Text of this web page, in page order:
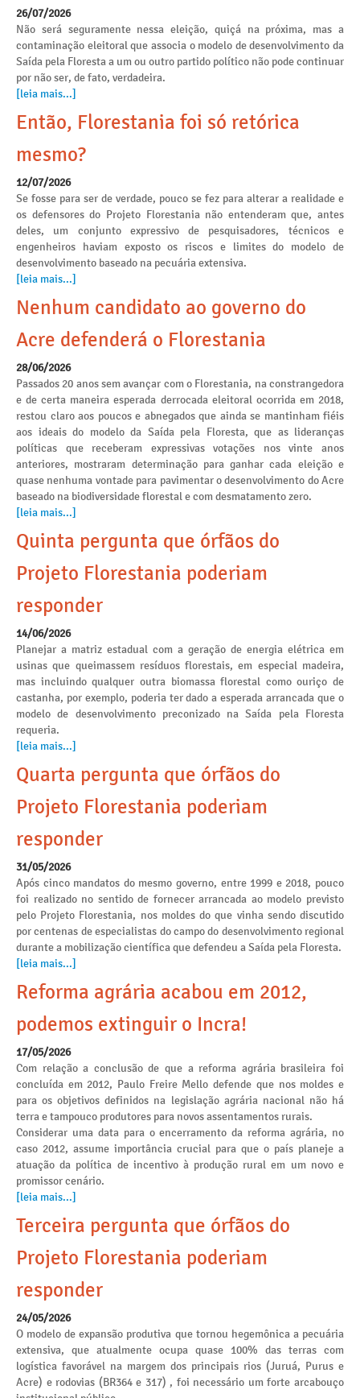
26/07/2026
Não será seguramente nessa eleição, quiçá na próxima, mas a
contaminação eleitoral que associa o modelo de desenvolvimento da
Saída pela Floresta a um ou outro partido político não pode continuar
por não ser, de fato, verdadeira.
[leia mais...]
Então, Florestania foi só retórica
mesmo?
12/07/2026
Se fosse para ser de verdade, pouco se fez para alterar a realidade e
os defensores do Projeto Florestania não entenderam que, antes
deles, um conjunto expressivo de pesquisadores, técnicos e
engenheiros haviam exposto os riscos e limites do modelo de
desenvolvimento baseado na pecuária extensiva.
[leia mais...]
Nenhum candidato ao governo do
Acre defenderá o Florestania
28/06/2026
Passados 20 anos sem avançar com o Florestania, na constrangedora
e de certa maneira esperada derrocada eleitoral ocorrida em 2018,
restou claro aos poucos e abnegados que ainda se mantinham fiéis
aos ideais do modelo da Saída pela Floresta, que as lideranças
políticas que receberam expressivas votações nos vinte anos
anteriores, mostraram determinação para ganhar cada eleição e
quase nenhuma vontade para pavimentar o desenvolvimento do Acre
baseado na biodiversidade florestal e com desmatamento zero.
[leia mais...]
Quinta pergunta que órfãos do
Projeto Florestania poderiam
responder
14/06/2026
Planejar a matriz estadual com a geração de energia elétrica em
usinas que queimassem resíduos florestais, em especial madeira,
mas incluindo qualquer outra biomassa florestal como ouriço de
castanha, por exemplo, poderia ter dado a esperada arrancada que o
modelo de desenvolvimento preconizado na Saída pela Floresta
requeria.
[leia mais...]
Quarta pergunta que órfãos do
Projeto Florestania poderiam
responder
31/05/2026
Após cinco mandatos do mesmo governo, entre 1999 e 2018, pouco
foi realizado no sentido de fornecer arrancada ao modelo previsto
pelo Projeto Florestania, nos moldes do que vinha sendo discutido
por centenas de especialistas do campo do desenvolvimento regional
durante a mobilização científica que defendeu a Saída pela Floresta.
[leia mais...]
Reforma agrária acabou em 2012,
podemos extinguir o Incra!
17/05/2026
Com relação a conclusão de que a reforma agrária brasileira foi
concluída em 2012, Paulo Freire Mello defende que nos moldes e
para os objetivos definidos na legislação agrária nacional não há
terra e tampouco produtores para novos assentamentos rurais.
Considerar uma data para o encerramento da reforma agrária, no
caso 2012, assume importância crucial para que o país planeje a
atuação da política de incentivo à produção rural em um novo e
promissor cenário.
[leia mais...]
Terceira pergunta que órfãos do
Projeto Florestania poderiam
responder
24/05/2026
O modelo de expansão produtiva que tornou hegemônica a pecuária
extensiva, que atualmente ocupa quase 100% das terras com
logística favorável na margem dos principais rios (Juruá, Purus e
Acre) e rodovias (BR364 e 317) , foi necessário um forte arcabouço